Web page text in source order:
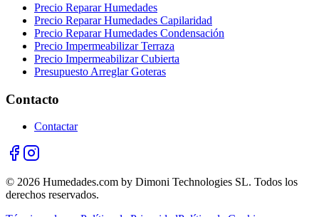
Precio Reparar Humedades
Precio Reparar Humedades Capilaridad
Precio Reparar Humedades Condensación
Precio Impermeabilizar Terraza
Precio Impermeabilizar Cubierta
Presupuesto Arreglar Goteras
Contacto
Contactar
© 2026 Humedades.com by Dimoni Technologies SL. Todos los
derechos reservados.